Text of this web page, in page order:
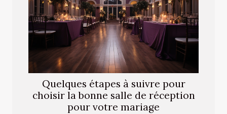
Quelques étapes à suivre pour
choisir la bonne salle de réception
pour votre mariage